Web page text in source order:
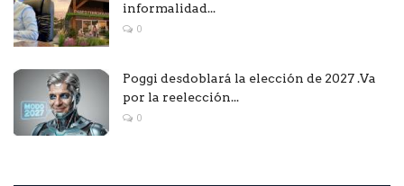
informalidad...
0
Poggi desdoblará la elección de 2027 .Va
por la reelección...
0